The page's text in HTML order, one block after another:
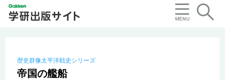
歴史群像太平洋戦史シリーズ
帝国の艦船